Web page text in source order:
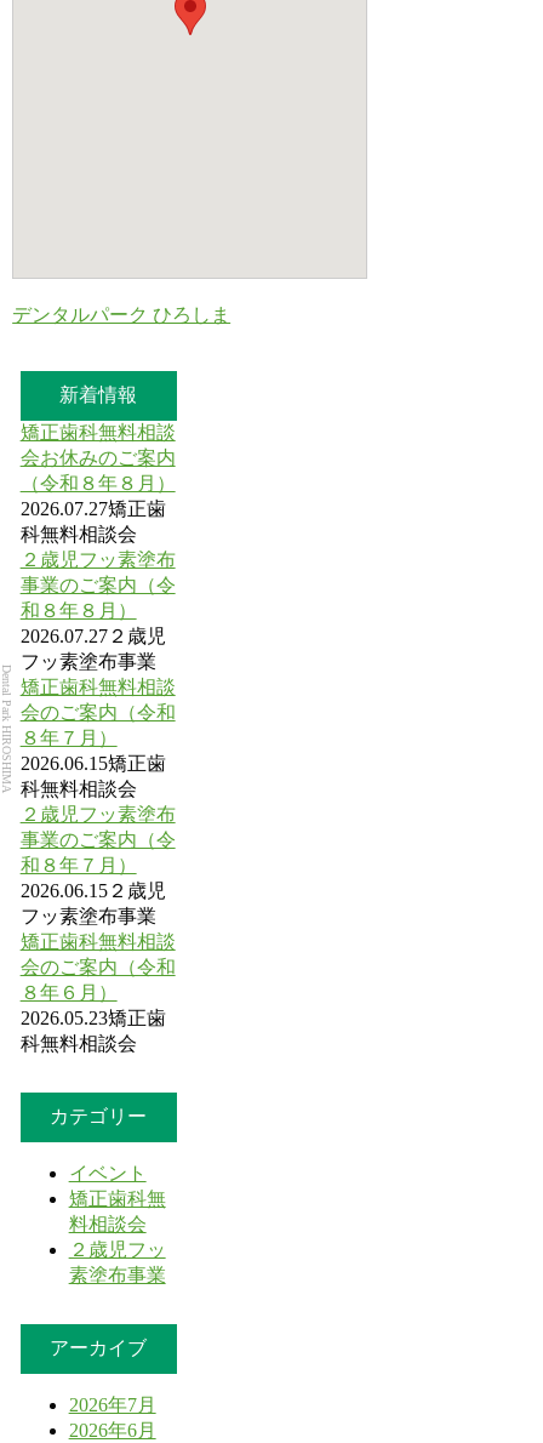
Dental Park HIROSHIMA
デンタルパーク ひろしま
新着情報
矯正歯科無料相談
会お休みのご案内
（令和８年８月）
2026.07.27矯正歯
科無料相談会
２歳児フッ素塗布
事業のご案内（令
和８年８月）
2026.07.27２歳児
フッ素塗布事業
矯正歯科無料相談
会のご案内（令和
８年７月）
2026.06.15矯正歯
科無料相談会
２歳児フッ素塗布
事業のご案内（令
和８年７月）
2026.06.15２歳児
フッ素塗布事業
矯正歯科無料相談
会のご案内（令和
８年６月）
2026.05.23矯正歯
科無料相談会
カテゴリー
イベント
矯正歯科無
料相談会
２歳児フッ
素塗布事業
アーカイブ
2026年7月
2026年6月